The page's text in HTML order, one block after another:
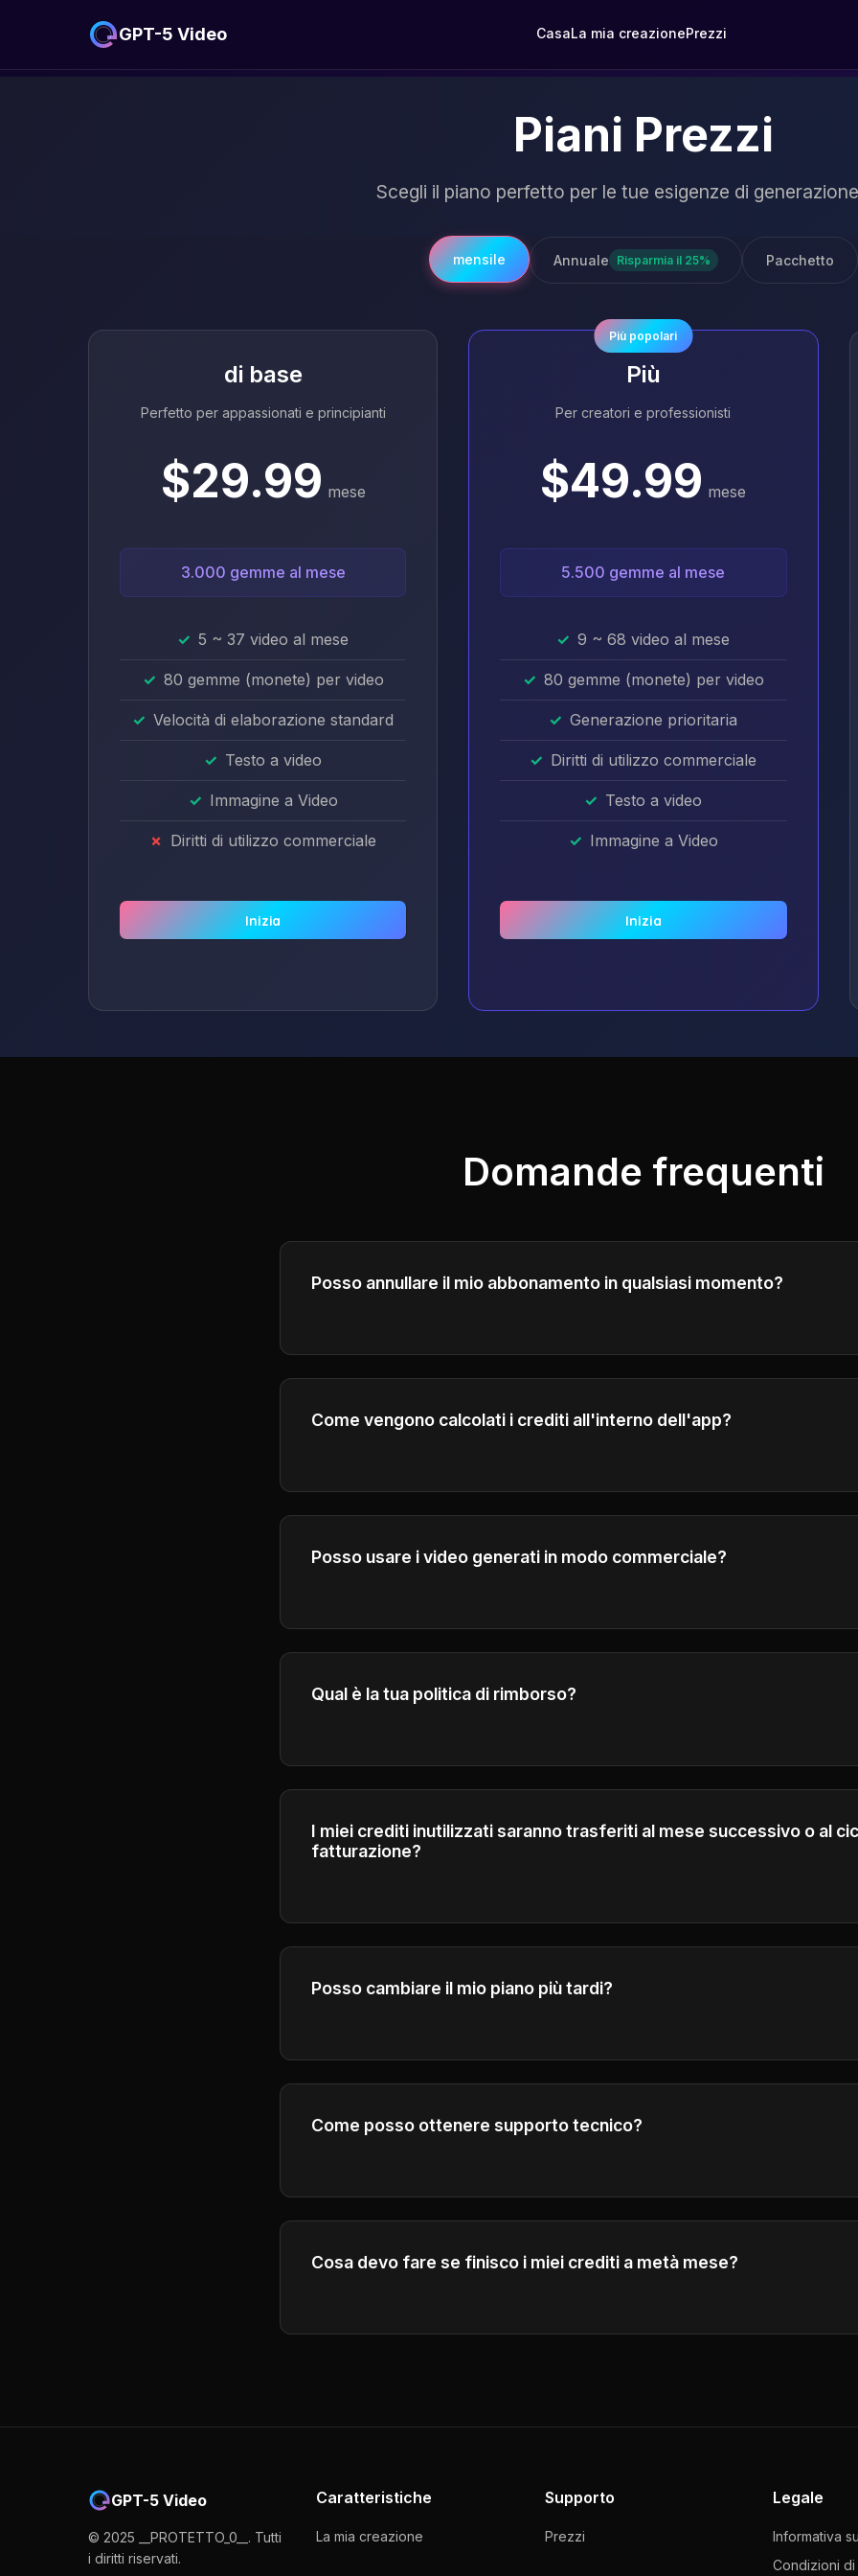
GPT-5 Video CasaLa mia creazionePrezzi
Piani Prezzi
Scegli il piano perfetto per le tue esigenze di
mensile Annuale Risparmia il 25% Pacchetto
di base
Perfetto per appassionati e principianti
$29.99 mese
3.000 gemme al mese
5 ~ 37 video al mese
80 gemme (monete) per video
Velocità di elaborazione standard
Testo a video
Immagine a Video
Diritti di utilizzo commerciale
Inizia
Più popolari
Più
Per creatori e professionisti
$49.99 mese
5.500 gemme al mese
9 ~ 68 video al mese
80 gemme (monete) per video
Generazione prioritaria
Diritti di utilizzo commerciale
Testo a video
Immagine a Video
Inizia
Domande frequenti
Posso annullare il mio abbonamento in qualsiasi momento?
Come vengono calcolati i crediti all'interno dell'app?
Posso usare i video generati in modo commerciale?
Qual è la tua politica di rimborso?
I miei crediti inutilizzati saranno trasferiti al mese successivo o al
fatturazione?
Posso cambiare il mio piano più tardi?
Come posso ottenere supporto tecnico?
Cosa devo fare se finisco i miei crediti a metà mese?
GPT-5 Video
© 2025 __PROTETTO_0__. Tutti
i diritti riservati.
Caratteristiche
La mia creazione
Supporto
Prezzi
Legale
Informativa
Condizioni